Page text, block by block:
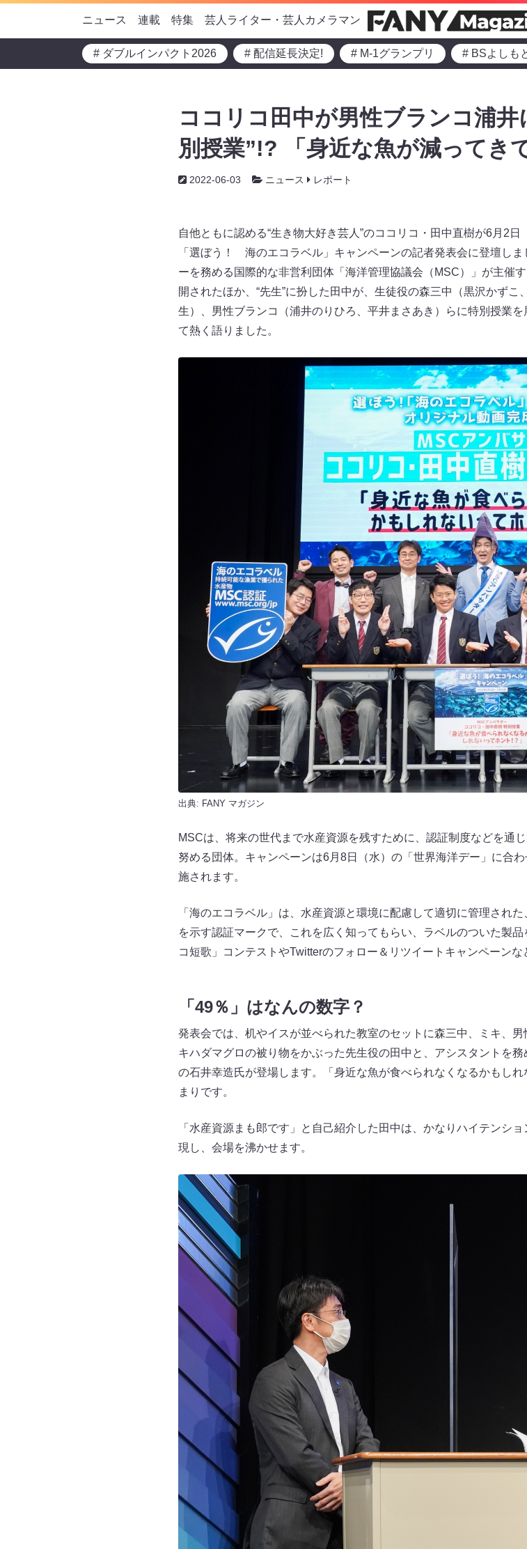
ニュース 連載 特集 芸人ライター・芸人カメラマン
# ダブルインパクト2026 # 配信延長決定! # M-1グランプリ # BSよしも
ココリコ田中が男性ブランコ浦
別授業”!? 「身近な魚が減ってき
2022-06-03 ニュース レポート
自他ともに認める“生き物大好き芸人”のココリコ・田中直樹が6月2
「選ぼう！ 海のエコラベル」キャンペーンの記者発表会に登壇し
ーを務める国際的な非営利団体「海洋管理協議会（MSC）」が主催
開されたほか、“先生”に扮した田中が、生徒役の森三中（黒沢かず
生）、男性ブランコ（浦井のりひろ、平井まさあき）らに特別授業
て熱く語りました。
出典: FANY マガジン
MSCは、将来の世代まで水産資源を残すために、認証制度などを通
努める団体。キャンペーンは6月8日（水）の「世界海洋デー」に合
施されます。
「海のエコラベル」は、水産資源と環境に配慮して適切に管理され
を示す認証マークで、これを広く知ってもらい、ラベルのついた製
コ短歌」コンテストやTwitterのフォロー＆リツイートキャンペーンな
「49％」はなんの数字？
発表会では、机やイスが並べられた教室のセットに森三中、ミキ、
キハダマグロの被り物をかぶった先生役の田中と、アシスタントを
の石井幸造氏が登場します。「身近な魚が食べられなくなるかもし
まりです。
「水産資源まも郎です」と自己紹介した田中は、かなりハイテンシ
現し、会場を沸かせます。